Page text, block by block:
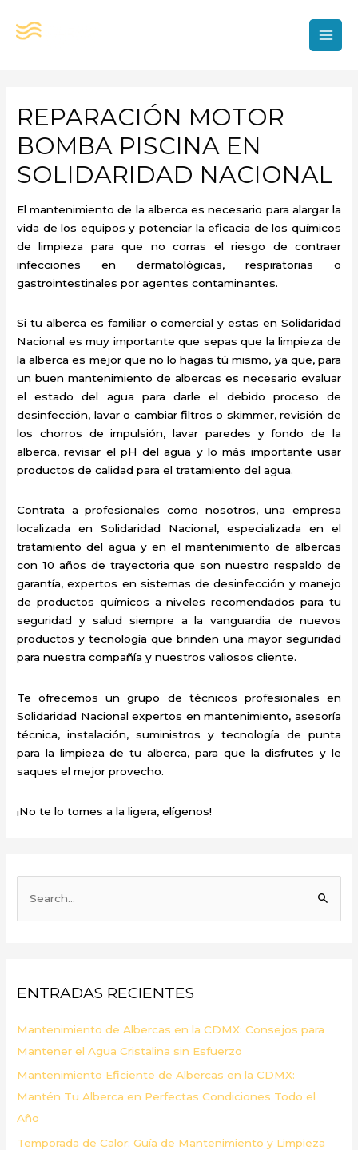
REPARACIÓN MOTOR
BOMBA PISCINA EN
SOLIDARIDAD NACIONAL
El mantenimiento de la alberca es necesario para alargar la
vida de los equipos y potenciar la eficacia de los químicos
de limpieza para que no corras el riesgo de contraer
infecciones en dermatológicas, respiratorias o
gastrointestinales por agentes contaminantes.
Si tu alberca es familiar o comercial y estas en Solidaridad
Nacional es muy importante que sepas que la limpieza de
la alberca es mejor que no lo hagas tú mismo, ya que, para
un buen mantenimiento de albercas es necesario evaluar
el estado del agua para darle el debido proceso de
desinfección, lavar o cambiar filtros o skimmer, revisión de
los chorros de impulsión, lavar paredes y fondo de la
alberca, revisar el pH del agua y lo más importante usar
productos de calidad para el tratamiento del agua.
Contrata a profesionales como nosotros, una empresa
localizada en Solidaridad Nacional, especializada en el
tratamiento del agua y en el mantenimiento de albercas
con 10 años de trayectoria que son nuestro respaldo de
garantía, expertos en sistemas de desinfección y manejo
de productos químicos a niveles recomendados para tu
seguridad y salud siempre a la vanguardia de nuevos
productos y tecnología que brinden una mayor seguridad
para nuestra compañía y nuestros valiosos cliente.
Te ofrecemos un grupo de técnicos profesionales en
Solidaridad Nacional expertos en mantenimiento, asesoría
técnica, instalación, suministros y tecnología de punta
para la limpieza de tu alberca, para que la disfrutes y le
saques el mejor provecho.
¡No te lo tomes a la ligera, elígenos!
r
o
r
:
ENTRADAS RECIENTES
Mantenimiento de Albercas en la CDMX: Consejos para
Mantener el Agua Cristalina sin Esfuerzo
Mantenimiento Eficiente de Albercas en la CDMX:
Mantén Tu Alberca en Perfectas Condiciones Todo el
Año
Temporada de Calor: Guía de Mantenimiento y Limpieza